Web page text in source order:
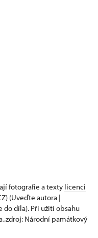
fotografie a texty licenci
(Uveďte autora |
do díla). Při užití obsahu
„zdroj: Národní památkový